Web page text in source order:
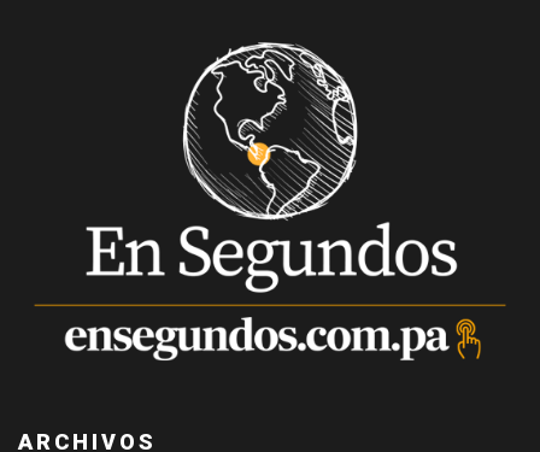
ARCHIVOS